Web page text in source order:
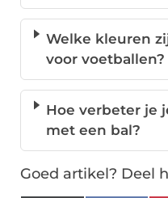
Welke kleuren
voor voetballen?
Hoe verbeter je
met een bal?
Goed artikel? Deel